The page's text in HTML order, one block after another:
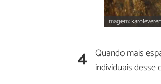
Imagem:
4 Quando mais
individuais desse